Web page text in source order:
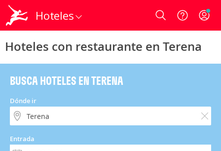
Hoteles Login
Hoteles con restaurante en Terena
BUSCA HOTELES EN TERENA
Dónde ir
Entrada